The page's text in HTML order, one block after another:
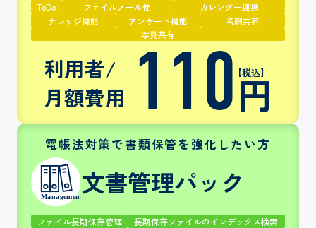
ToDo ファイルメール便
カレンダー連携
ナレッジ機能
アンケート機能
名刺共有
写真共有
利用者/
月額費用 110 【税込】
円
電帳法対策で書類保管を強化したい方
文書管理パック
ファイル長期保存管理
長期保存ファイルのインデックス検索